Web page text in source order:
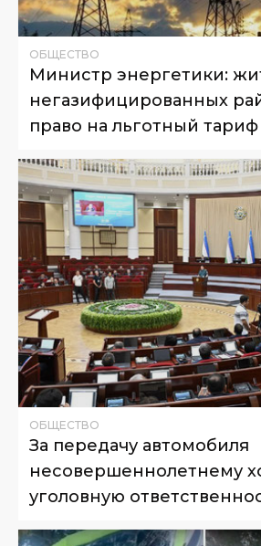
ОБЩЕСТВО
Министр энергетики:
негазифицированных
право на льготный тариф
ОБЩЕСТВО
За передачу автомобиля
несовершеннолетнему
уголовную